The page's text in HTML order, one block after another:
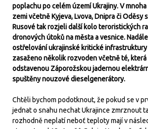
poplachu po celém území Ukrajiny. V
zemi včetně Kyjeva, Lvova, Dnipra či Oděsy
Rusové tak rozjeli další kolo teroristických
dronových útoků na města a vesnice.
ostřelování ukrajinské kritické infrastruktury
zasaženo několik rozvoden včetně té,
odstavenou Záporožskou jadernou
spuštěny nouzové dieselgenerátory.
Chtěli bychom podotknout, že pokud se v
jednat o snahu nechat Ukrajince zmrznout
rozhodně neplatí neboť teploty mají v